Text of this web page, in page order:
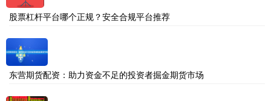
股票杠杆平台哪个正规？安全合规平台推荐
东营期货配资：助力资金不足的投资者掘金期货市场